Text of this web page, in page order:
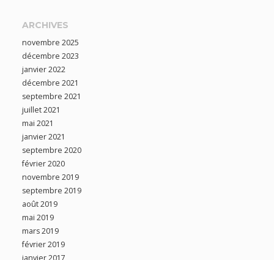
ARCHIVES
novembre 2025
décembre 2023
janvier 2022
décembre 2021
septembre 2021
juillet 2021
mai 2021
janvier 2021
septembre 2020
février 2020
novembre 2019
septembre 2019
août 2019
mai 2019
mars 2019
février 2019